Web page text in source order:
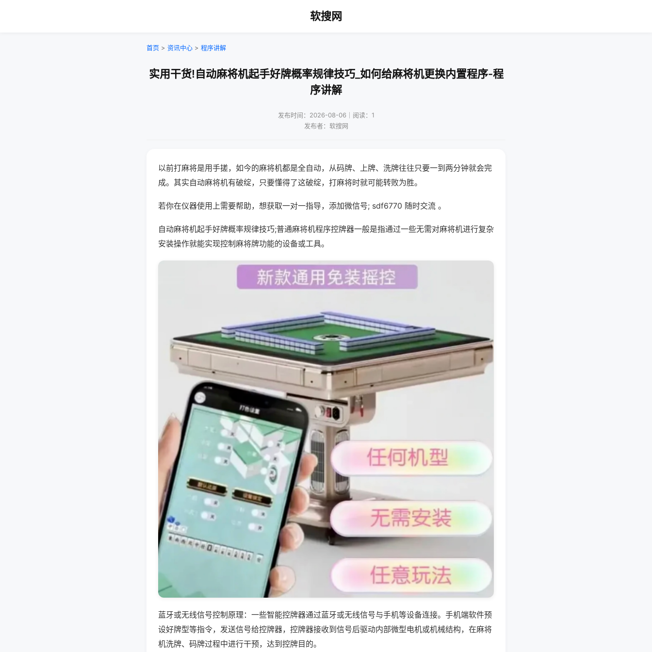
软搜网
首页 > 资讯中心 > 程序讲解
实用干货!自动麻将机起手好牌概率规律技巧_如何给麻将机更换内置程序-程
序讲解
发布时间：2026-08-06｜阅读：1
发布者：软搜网
以前打麻将是用手搓，如今的麻将机都是全自动，从码牌、上牌、洗牌往往只要一到两分钟就会完
成。其实自动麻将机有破绽，只要懂得了这破绽，打麻将时就可能转败为胜。
若你在仪器使用上需要帮助，想获取一对一指导，添加微信号; sdf6770 随时交流 。
自动麻将机起手好牌概率规律技巧;普通麻将机程序控牌器一般是指通过一些无需对麻将机进行复杂
安装操作就能实现控制麻将牌功能的设备或工具。
蓝牙或无线信号控制原理：一些智能控牌器通过蓝牙或无线信号与手机等设备连接。手机端软件预
设好牌型等指令，发送信号给控牌器，控牌器接收到信号后驱动内部微型电机或机械结构，在麻将
机洗牌、码牌过程中进行干预，达到控牌目的。